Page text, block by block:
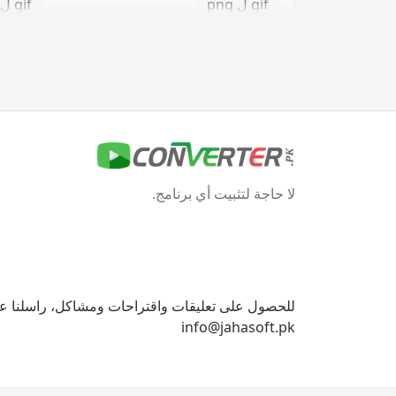
gif ل png gif ل svg
jpg محول
jpg ل bmp
jpg ل gif
لا حاجة لتثبيت أي برنامج.
للحصول على تعليقات واقتراحات ومشاكل، راسلنا
info@jahasoft.pk